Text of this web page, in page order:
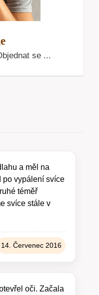
se ...
a měl na
po vypálení svíce
téměř
svíce stále v
14. Červenec 2016
oči. Začala